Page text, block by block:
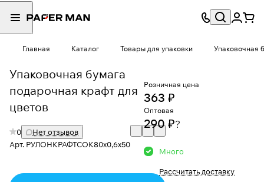
Главная Каталог Товары для упаковки Упаковочная
Упаковочная бумага
подарочная крафт для
цветов
0
Нет отзывов
Арт. РУЛОНКРАФТСОК80х0,6х50
Розничная цена
363 ₽
Оптовая
290 ₽?
Много
Рассчитать доставку